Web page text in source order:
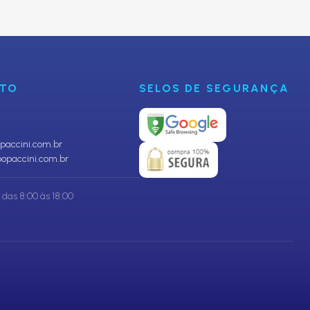
8:00 às 18:00
SELOS DE SEGURANÇA